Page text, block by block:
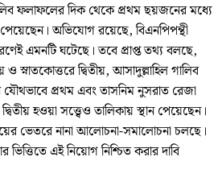
ফলাফলের দিক থেকে প্রথম ছয়জনের মধ্যে
অভিযোগ রয়েছে, বিএনপিপন্থী
এমনটি ঘটেছে। তবে প্রাপ্ত তথ্য বলছে,
ও স্নাতকোত্তরে দ্বিতীয়, আসাদুল্লাহিল গালিব
যৌথভাবে প্রথম এবং তাসনিম নুসরাত রেজা
হওয়া সত্ত্বেও তালিকায় স্থান পেয়েছেন।
ভেতরে নানা আলোচনা-সমালোচনা চলছে।
ভিত্তিতে এই নিয়োগ নিশ্চিত করার দাবি